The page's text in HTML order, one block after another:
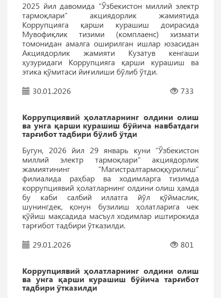
2025 йил давомида “Ўзбекистон миллий электр
тармоқлари” акциядорлик жамиятида
Коррупцияга қарши курашиш доирасида
Мувофиқлик тизими (комплаенс) хизмати
томонидан амалга оширилган ишлар юзасидан
Акциядорлик жамияти Кузатув кенгаши
ҳузуридаги Коррупцияга қарши курашиш ва
этика қўмитаси йиғилиши бўлиб ўтди.
30.01.2026
733
Коррупциявий ҳолатларнинг олдини олиш
ва унга қарши курашиш бўйича навбатдаги
тарғибот тадбири бўлиб ўтди
Бугун, 2026 йил 29 январь куни “Ўзбекистон
миллий электр тармоқлари” акциядорлик
жамиятининг “Магистралтармоққурилиш”
филиалида раҳбар ва ходимларга тизимда
коррупциявий ҳолатларнинг олдини олиш ҳамда
бу каби салбий иллатга йўл қўймаслик,
шунингдек, қонун бузилиш ҳолатларига чек
қўйиш мақсадида масъул ходимлар иштирокида
тарғибот тадбири ўтказилди.
29.01.2026
801
Коррупциявий ҳолатларнинг олдини олиш
ва унга қарши курашиш бўйича тарғибот
тадбири ўтказилди